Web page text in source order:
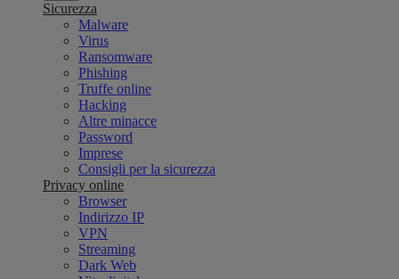
Sicurezza
Malware
Virus
Ransomware
Phishing
Truffe online
Hacking
Altre minacce
Password
Imprese
Consigli per la sicurezza
Privacy online
Browser
Indirizzo IP
VPN
Streaming
Dark Web